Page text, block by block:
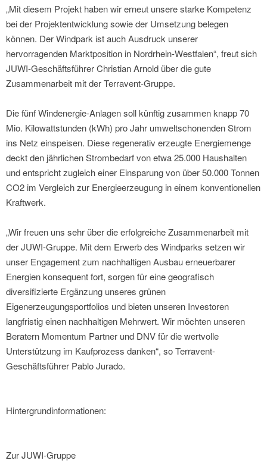
„Mit diesem Projekt haben wir erneut unsere starke Kompetenz
bei der Projektentwicklung sowie der Umsetzung belegen
können. Der Windpark ist auch Ausdruck unserer
hervorragenden Marktposition in Nordrhein-Westfalen“, freut sich
JUWI-Geschäftsführer Christian Arnold über die gute
Zusammenarbeit mit der Terravent-Gruppe.
Die fünf Windenergie-Anlagen soll künftig zusammen knapp 70
Mio. Kilowattstunden (kWh) pro Jahr umweltschonenden Strom
ins Netz einspeisen. Diese regenerativ erzeugte Energiemenge
deckt den jährlichen Strombedarf von etwa 25.000 Haushalten
und entspricht zugleich einer Einsparung von über 50.000 Tonnen
CO2 im Vergleich zur Energieerzeugung in einem konventionellen
Kraftwerk.
„Wir freuen uns sehr über die erfolgreiche Zusammenarbeit mit
der JUWI-Gruppe. Mit dem Erwerb des Windparks setzen wir
unser Engagement zum nachhaltigen Ausbau erneuerbarer
Energien konsequent fort, sorgen für eine geografisch
diversifizierte Ergänzung unseres grünen
Eigenerzeugungsportfolios und bieten unseren Investoren
langfristig einen nachhaltigen Mehrwert. Wir möchten unseren
Beratern Momentum Partner und DNV für die wertvolle
Unterstützung im Kaufprozess danken“, so Terravent-
Geschäftsführer Pablo Jurado.
Hintergrundinformationen:
Zur JUWI-Gruppe